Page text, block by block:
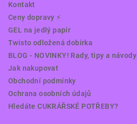
Kontakt
Ceny dopravy ⚡️
GEL na jedlý papír
Twisto odložená dobírka
BLOG - NOVINKY! Rady, tipy a návody
Jak nakupovat
Obchodní podmínky
Ochrana osobních údajů
Hledáte CUKRÁŘSKÉ POTŘEBY?